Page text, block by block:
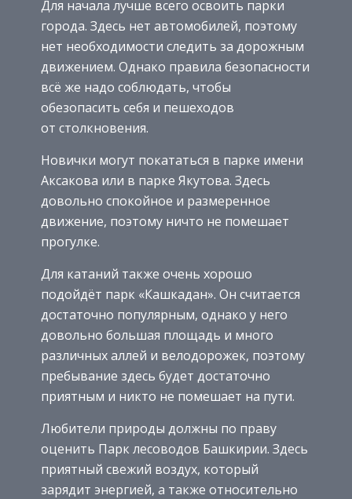
Для начала лучше всего освоить парки
города. Здесь нет автомобилей, поэтому
нет необходимости следить за дорожным
движением. Однако правила безопасности
всё же надо соблюдать, чтобы
обезопасить себя и пешеходов
от столкновения.
Новички могут покататься в парке имени
Аксакова или в парке Якутова. Здесь
довольно спокойное и размеренное
движение, поэтому ничто не помешает
прогулке.
Для катаний также очень хорошо
подойдёт парк «Кашкадан». Он считается
достаточно популярным, однако у него
довольно большая площадь и много
различных аллей и велодорожек, поэтому
пребывание здесь будет достаточно
приятным и никто не помешает на пути.
Любители природы должны по праву
оценить Парк лесоводов Башкирии. Здесь
приятный свежий воздух, который
зарядит энергией, а также относительно